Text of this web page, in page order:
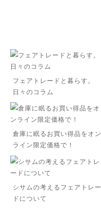
フェアトレードと暮らす。
日々のコラム
倉庫に眠るお買い得品をオン
ライン限定価格で！
シサムの考えるフェアトレー
ドについて